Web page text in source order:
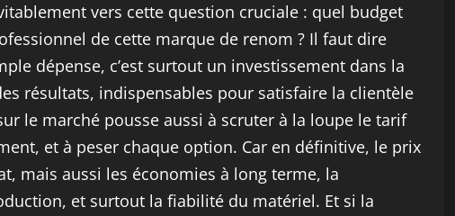
vers cette question cruciale : quel budget
de cette marque de renom ? Il faut dire
dépense, c’est surtout un investissement dans la
résultats, indispensables pour satisfaire la clientèle
le marché pousse aussi à scruter à la loupe le tarif
et à peser chaque option. Car en définitive, le prix
mais aussi les économies à long terme, la
et surtout la fiabilité du matériel. Et si la